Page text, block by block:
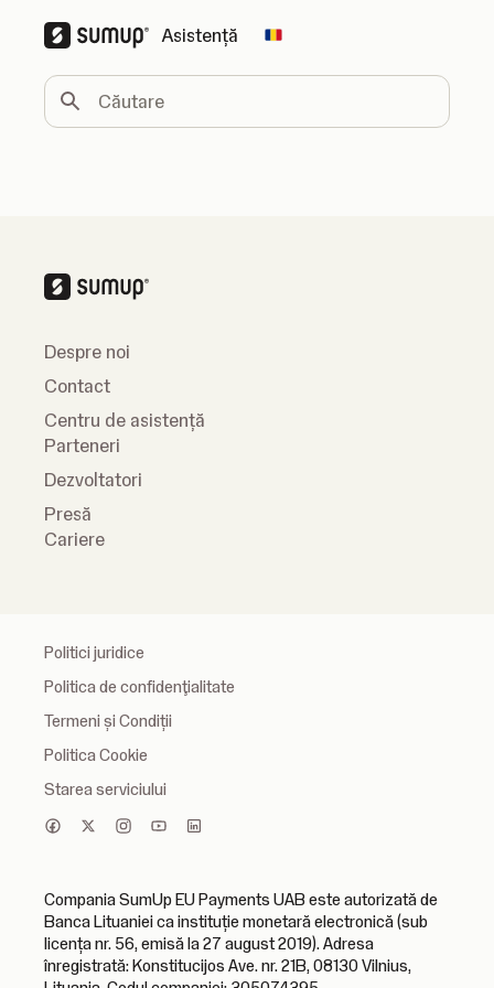
Asistență Change country
Căutare
Despre noi
Contact
Centru de asistență
Parteneri
Dezvoltatori
Presă
Cariere
Politici juridice
Politica de confidenţialitate
Termeni și Condiții
Politica Cookie
Starea serviciului
Compania SumUp EU Payments UAB este autorizată de
Banca Lituaniei ca instituție monetară electronică (sub
licența nr. 56, emisă la 27 august 2019). Adresa
înregistrată: Konstitucijos Ave. nr. 21B, 08130 Vilnius,